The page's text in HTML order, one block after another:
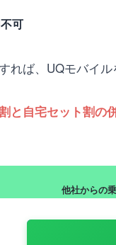
可
れば、UQモバイ
割と自宅セット割
他社からの